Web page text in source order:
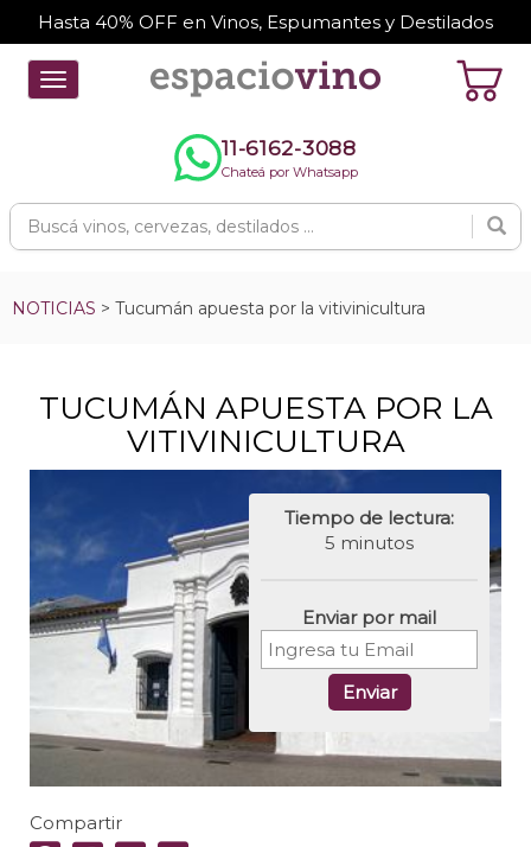
Hasta 40% OFF en Vinos, Espumantes y Destilados
Toggle
navigation
11-6162-3088
Chateá por Whatsapp
NOTICIAS > Tucumán apuesta por la vitivinicultura
TUCUMÁN APUESTA POR LA
VITIVINICULTURA
Tiempo de lectura:
5 minutos
Enviar por mail
Enviar
Compartir